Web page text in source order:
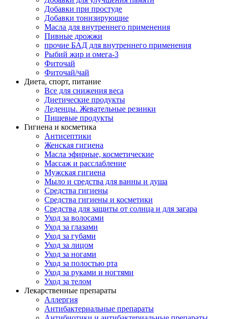
Добавки при простуде
Добавки тонизирующие
Масла для внутреннего применения
Пивные дрожжи
прочие БАД для внутреннего применения
Рыбий жир и омега-3
Фиточай
Фиточай/чай
Диета, спорт, питание
Все для снижения веса
Диетические продукты
Леденцы. Жевательные резинки
Пищевые продукты
Гигиена и косметика
Антисептики
Женская гигиена
Масла эфирные, косметические
Массаж и расслабление
Мужская гигиена
Мыло и средства для ванны и душа
Средства гигиены
Средства гигиены и косметики
Средства для защиты от солнца и для загара
Уход за волосами
Уход за глазами
Уход за губами
Уход за лицом
Уход за ногами
Уход за полостью рта
Уход за руками и ногтями
Уход за телом
Лекарственные препараты
Аллергия
Антибактериальные препараты